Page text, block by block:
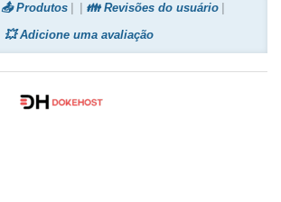
📤 Produtos
👪 Revisões do usuário
💥 Adicione uma avaliação